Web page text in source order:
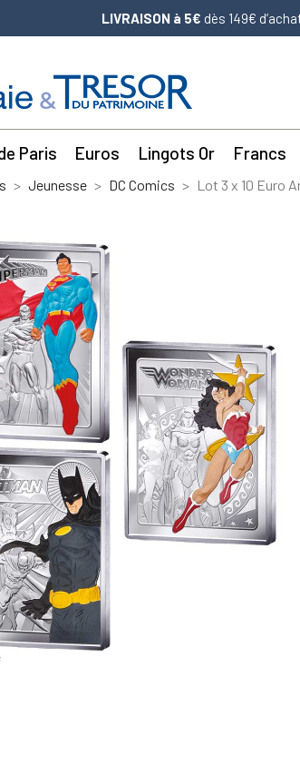
LIVRAISON à 5€ dès 149€
Paris Euros Lingots Or Francs
Jeunesse DC Comics Lot 3 x 10 Euro